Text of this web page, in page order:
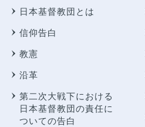
日本基督教団とは
信仰告白
教憲
沿革
第二次大戦下における
日本基督教団の責任に
ついての告白